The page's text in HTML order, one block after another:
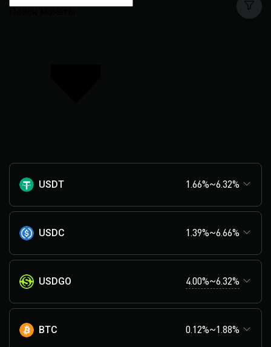
USDT 1.66%~6.32%
USDC 1.39%~6.66%
USDGO 4.00%~6.32%
BTC 0.12%~1.88%